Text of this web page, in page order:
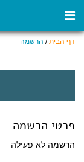
דף הבית/ הרשמה
פרטי הרשמה
הרשמה לא פעילה